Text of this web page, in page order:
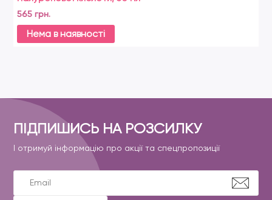
565 грн.
Нема в наявності
ПІДПИШИСЬ НА РОЗСИЛКУ
І отримуй інформацію про акції та спецпропозиції